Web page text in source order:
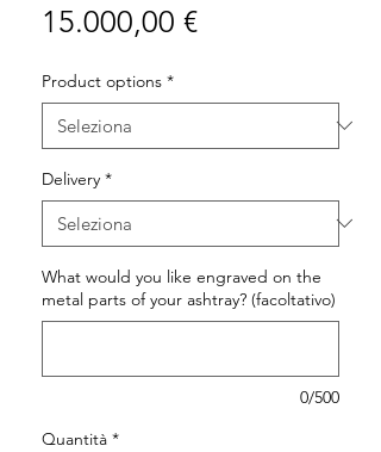
15.000,00 €Prezzo
Product options *
Delivery *
What would you like engraved on the
metal parts of your ashtray? (facoltativo)
0/500
Quantità *